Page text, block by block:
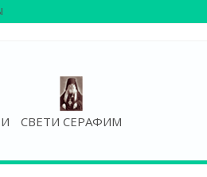
СВЕТИ СЕРАФИМ